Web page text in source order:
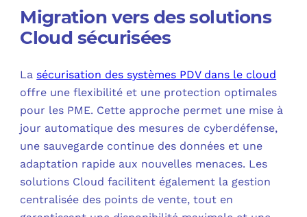
Migration vers des solutions
Cloud sécurisées
La sécurisation des systèmes PDV dans le cloud
offre une flexibilité et une protection optimales
pour les PME. Cette approche permet une mise à
jour automatique des mesures de cyberdéfense,
une sauvegarde continue des données et une
adaptation rapide aux nouvelles menaces. Les
solutions Cloud facilitent également la gestion
centralisée des points de vente, tout en